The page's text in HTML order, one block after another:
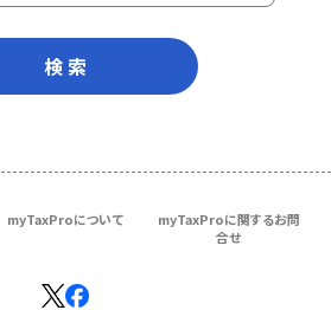
検 索
myTaxProについて
myTaxProに関するお問
合せ